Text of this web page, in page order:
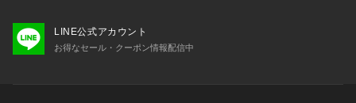
LINE公式アカウント
お得なセール・クーポン情報配信中